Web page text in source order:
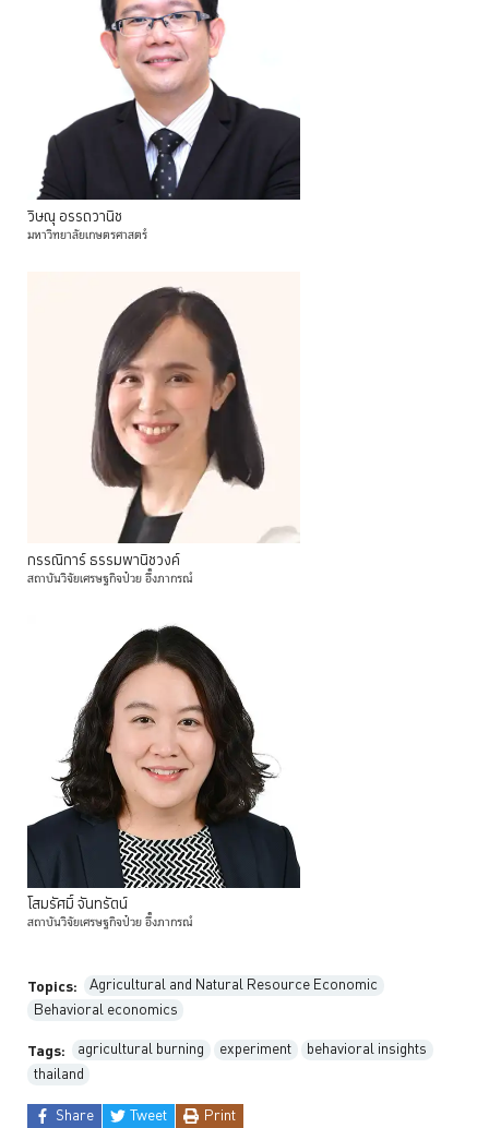
วิษณุ อรรถวานิช
มหาวิทยาลัยเกษตรศาสตร์
กรรณิการ์ธรรมพานิชวงค์
สถาบันวิจัยเศรษฐกิจป๋วยอึ๊งภากรณ์
โสมรัศมิ์ จันทรัตน์
สถาบันวิจัยเศรษฐกิจป๋วยอึ๊งภากรณ์
Topics:
Agricultural and Natural Resource Economic
Behavioral economics
Tags: agricultural burning experiment
behavioral insights
thailand
Share
Tweet Print